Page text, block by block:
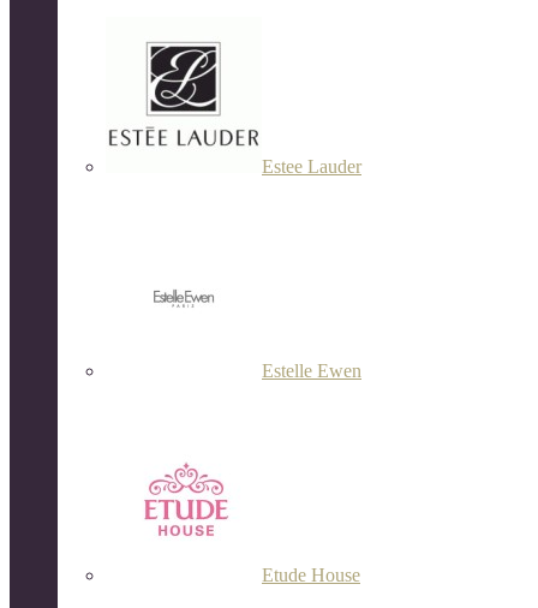
Estee Lauder
Estelle Ewen
Etude House